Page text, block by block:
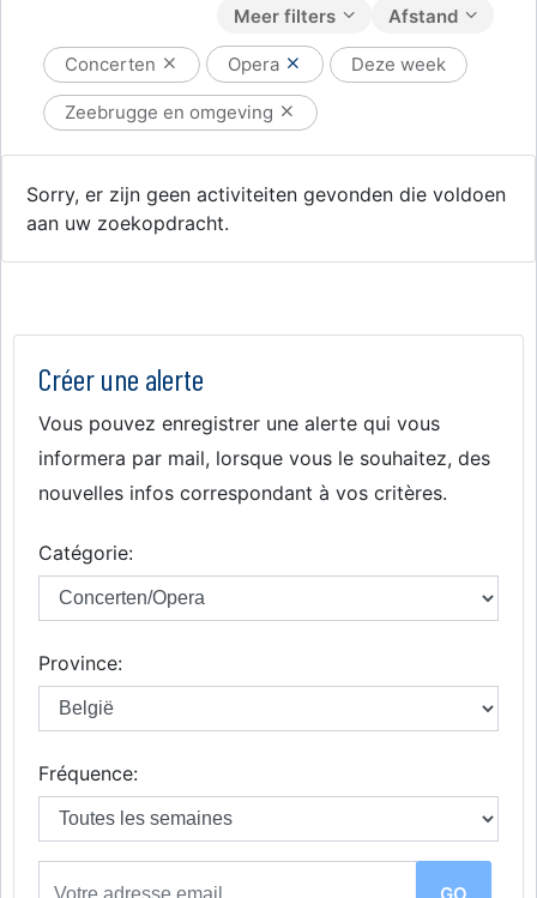
Afstand
Meer filters
Concerten Opera Deze week
Zeebrugge en omgeving
Sorry, er zijn geen activiteiten gevonden die voldoen
aan uw zoekopdracht.
Créer une alerte
Vous pouvez enregistrer une alerte qui vous
informera par mail, lorsque vous le souhaitez, des
nouvelles infos correspondant à vos critères.
Catégorie:
Province:
Fréquence: